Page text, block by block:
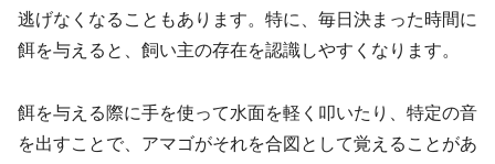
逃げなくなることもあります。特に、毎日決まった時間に
餌を与えると、飼い主の存在を認識しやすくなります。
餌を与える際に手を使って水面を軽く叩いたり、特定の音
を出すことで、アマゴがそれを合図として覚えることがあ